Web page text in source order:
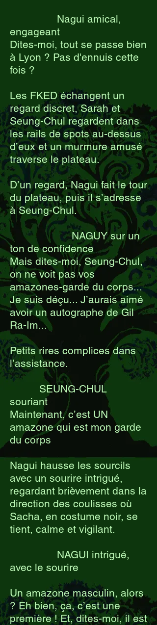
Nagui amical,
engageant
Dites-moi, tout se passe bien
à Lyon ? Pas d'ennuis cette
fois ?
Les FKED échangent un
regard discret, Sarah et
Seung-Chul regardent dans
les rails de spots au-dessus
d’eux et un murmure amusé
traverse le plateau.
D’un regard, Nagui fait le tour
du plateau, puis il s’adresse
à Seung-Chul.
NAGUY sur un
ton de confidence
Mais dites-moi, Seung-Chul,
on ne voit pas vos
amazones-garde du corps...
Je suis déçu... J’aurais aimé
avoir un autographe de Gil
Ra-Im...
Petits rires complices dans
l’assistance.
SEUNG-CHUL
souriant
Maintenant, c’est UN
amazone qui est mon garde
du corps
Nagui hausse les sourcils
avec un sourire intrigué,
regardant brièvement dans la
direction des coulisses où
Sacha, en costume noir, se
tient, calme et vigilant.
NAGUI intrigué,
avec le sourire
Un amazone masculin, alors
? Eh bien, ça, c’est une
première ! Et, dites-moi, il est